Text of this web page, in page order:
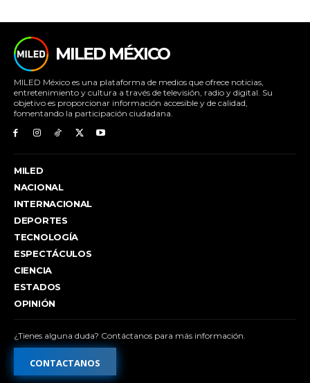
MILED MÉXICO
MILED México es una plataforma de medios que ofrece noticias,
entretenimiento y cultura a través de televisión, radio y digital. Su
objetivo es proporcionar información accesible y de calidad,
fomentando la participación ciudadana.
MILED
NACIONAL
INTERNACIONAL
DEPORTES
TECNOLOGÍA
ESPECTÁCULOS
CIENCIA
ESTADOS
OPINIÓN
¿Tienes alguna duda? Contáctanos para más información.
CONTACTANOS